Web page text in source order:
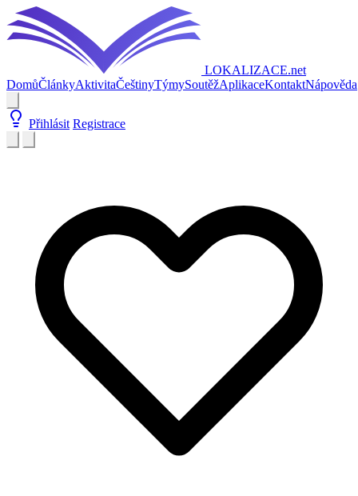
LOKALIZACE.net
DomůČlánkyAktivitaČeštinyTýmySoutěžAplikaceKontaktNápověda
Přihlásit Registrace